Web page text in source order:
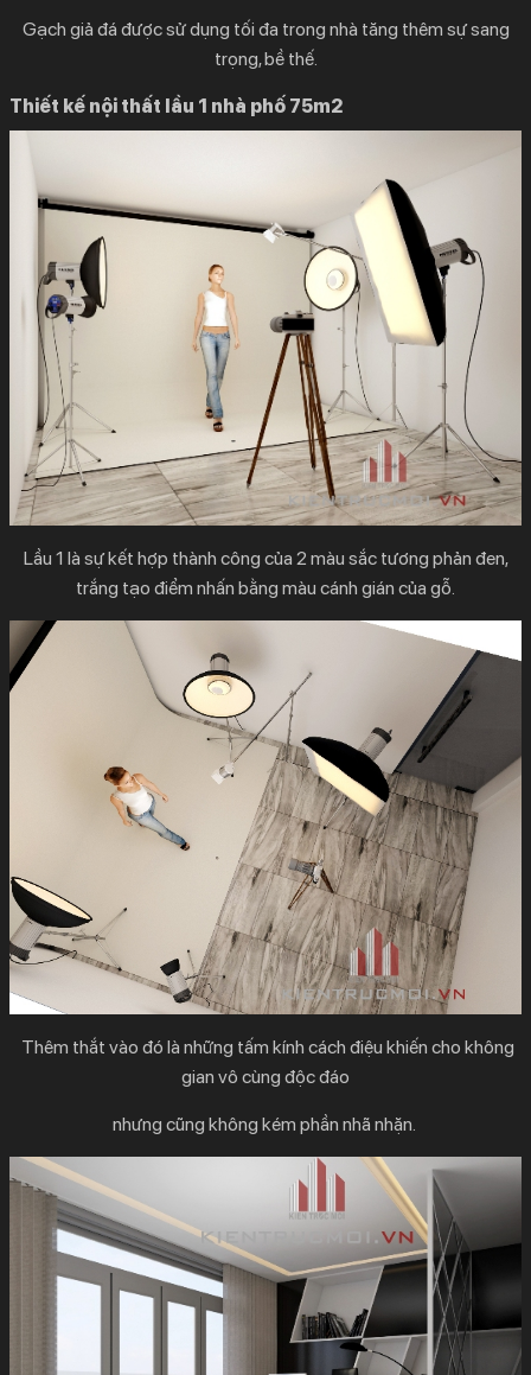
Gạch giả đá được sử dụng tối đa trong nhà tăng thêm sự sang
trọng, bề thế.
Thiết kế nội thất lầu 1 nhà phố 75m2
Lầu 1 là sự kết hợp thành công của 2 màu sắc tương phản đen,
trắng tạo điểm nhấn bằng màu cánh gián của gỗ.
Thêm thắt vào đó là những tấm kính cách điệu khiến cho không
gian vô cùng độc đáo
nhưng cũng không kém phần nhã nhặn.